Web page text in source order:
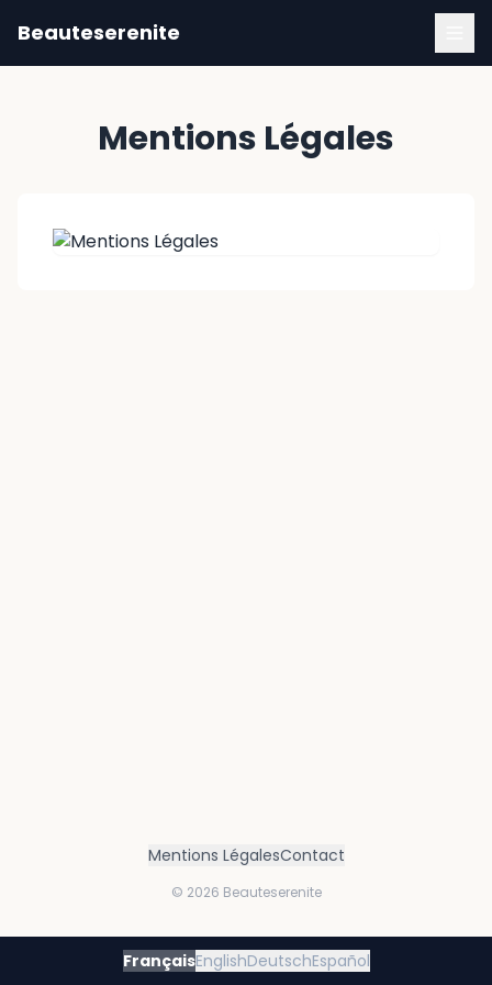
Beauteserenite
Mentions Légales
Mentions LégalesContact
© 2026 Beauteserenite
FrançaisEnglishDeutschEspañol